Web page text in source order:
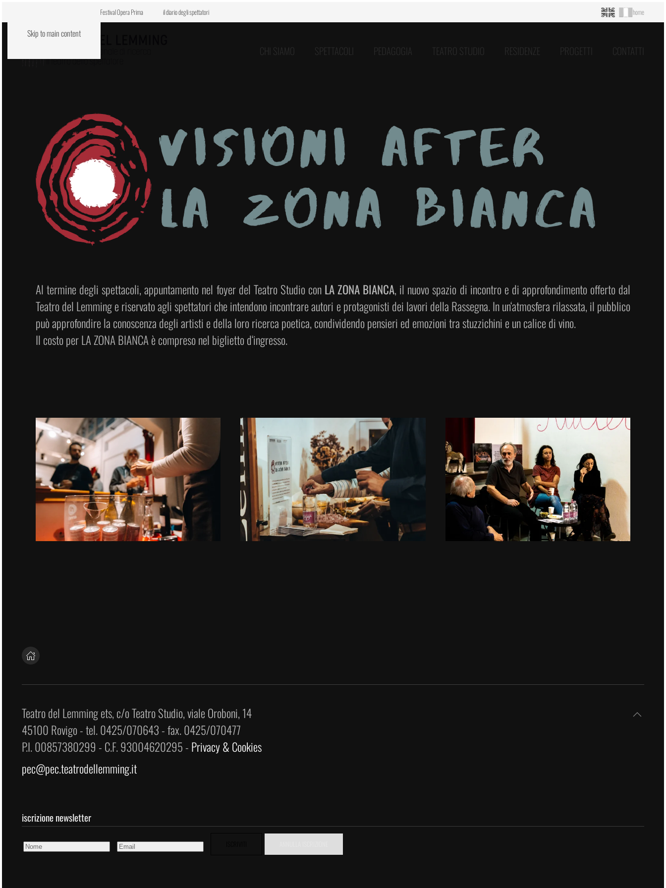
Skip to main content
Festival Opera Prima il diario degli spettatori home
CHI SIAMO SPETTACOLI PEDAGOGIA TEATRO STUDIO RESIDENZE PROGETTI CONTATTI
Al termine degli spettacoli, appuntamento nel foyer del Teatro Studio con LA ZONA BIANCA, il nuovo spazio di incontro e di approfondimento offerto dal
Teatro del Lemming e riservato agli spettatori che intendono incontrare autori e protagonisti dei lavori della Rassegna. In un‘atmosfera rilassata, il pubblico
può approfondire la conoscenza degli artisti e della loro ricerca poetica, condividendo pensieri ed emozioni tra stuzzichini e un calice di vino.
Il costo per LA ZONA BIANCA è compreso nel biglietto d‘ingresso.
Teatro del Lemming ets, c/o Teatro Studio, viale Oroboni, 14
45100 Rovigo - tel. 0425/070643 - fax. 0425/070477
P.I. 00857380299 - C.F. 93004620295 - Privacy & Cookies
pec@pec.teatrodellemming.it
iscrizione newsletter